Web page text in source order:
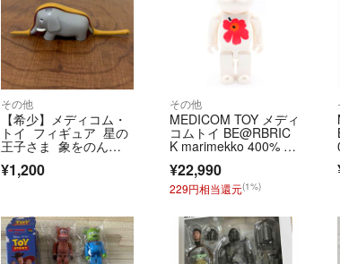
その他
【希少】メディコム・
トイ フィギュア 星の
王子さま 象をのんだ
蟒蛇
¥1,200
その他
MEDICOM TOY メディ
コムトイ BE@RBRIC
K marimekko 400% ベ
コ フィギュア 人形 ホ
ワイト
¥22,990
229円相当還元(1%)